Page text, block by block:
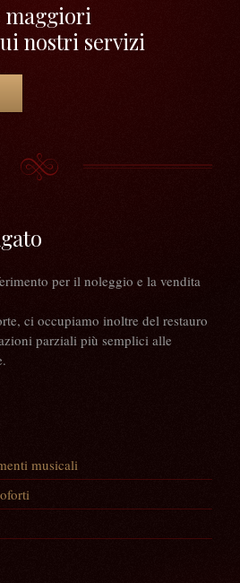
maggiori
nostri servizi
per il noleggio e la vendita
ci occupiamo inoltre del restauro
parziali più semplici alle
musicali